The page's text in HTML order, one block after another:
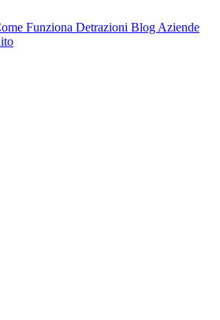
Funziona Detrazioni Blog Aziende